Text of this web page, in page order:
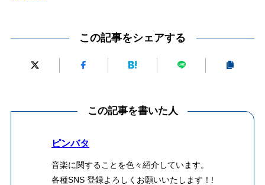
この記事をシェアする
この記事を書いた人
ピンバタ
音楽に関することを色々紹介しています。
各種SNS 登録よろしくお願いいたします！!